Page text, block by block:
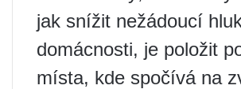
jak snížit nežádoucí
domácnosti, je položit
místa, kde spočívá na